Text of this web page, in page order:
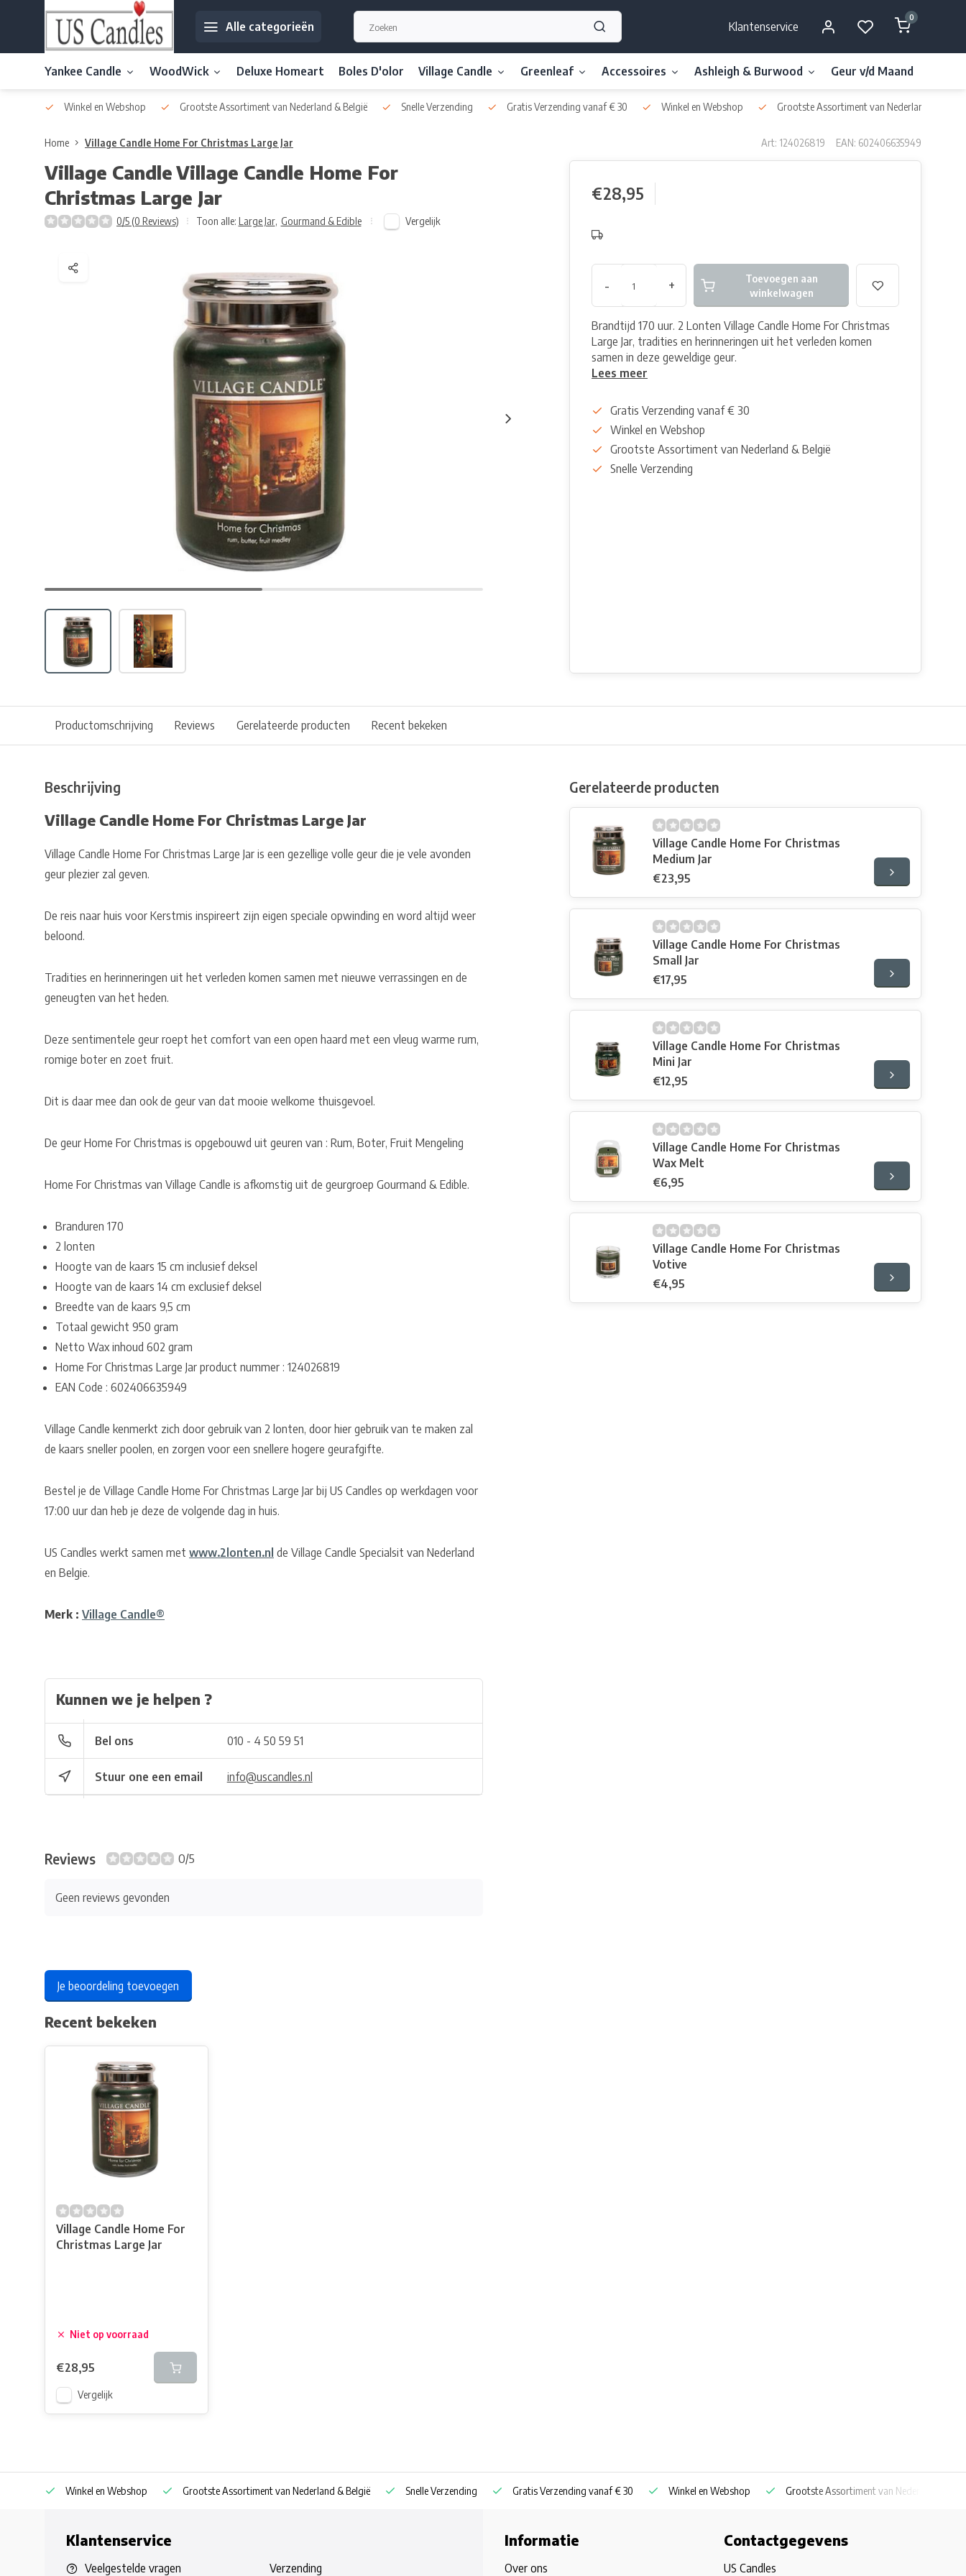
Alle categorieën Klantenservice
0
Yankee Candle WoodWick Deluxe Homeart Boles D'olor Village Candle Greenleaf Accessoires Ashleigh & Burwood Geur v/d Maand
Winkel en Webshop Grootste Assortiment van Nederland & België Snelle Verzending Gratis Verzending vanaf € 30 Winkel en Webshop Grootste Assortiment van Nederland & België
Home Village Candle Home For Christmas Large Jar Art: 124026819 EAN: 602406635949
Village CandleVillage Candle Home For
Christmas Large Jar
0/5 (0 Reviews) Toon alle: Large Jar, Gourmand & Edible Vergelijk
€28,95
- +
Toevoegen aan
winkelwagen
Brandtijd 170 uur. 2 Lonten Village Candle Home For Christmas
Large Jar, tradities en herinneringen uit het verleden komen
samen in deze geweldige geur.
Lees meer
Gratis Verzending vanaf € 30
Winkel en Webshop
Grootste Assortiment van Nederland & België
Snelle Verzending
Productomschrijving Reviews Gerelateerde producten Recent bekeken
Beschrijving
Village Candle Home For Christmas Large Jar
Village Candle Home For Christmas Large Jar is een gezellige volle geur die je vele avonden
geur plezier zal geven.
De reis naar huis voor Kerstmis inspireert zijn eigen speciale opwinding en word altijd weer
beloond.
Tradities en herinneringen uit het verleden komen samen met nieuwe verrassingen en de
geneugten van het heden.
Deze sentimentele geur roept het comfort van een open haard met een vleug warme rum,
romige boter en zoet fruit.
Dit is daar mee dan ook de geur van dat mooie welkome thuisgevoel.
De geur Home For Christmas is opgebouwd uit geuren van : Rum, Boter, Fruit Mengeling
Home For Christmas van Village Candle is afkomstig uit de geurgroep Gourmand & Edible.
Branduren 170
2 lonten
Hoogte van de kaars 15 cm inclusief deksel
Hoogte van de kaars 14 cm exclusief deksel
Breedte van de kaars 9,5 cm
Totaal gewicht 950 gram
Netto Wax inhoud 602 gram
Home For Christmas Large Jar product nummer : 124026819
EAN Code : 602406635949
Village Candle kenmerkt zich door gebruik van 2 lonten, door hier gebruik van te maken zal
de kaars sneller poolen, en zorgen voor een snellere hogere geurafgifte.
Bestel je de Village Candle Home For Christmas Large Jar bij US Candles op werkdagen voor
17:00 uur dan heb je deze de volgende dag in huis.
US Candles werkt samen met www.2lonten.nl de Village Candle Specialsit van Nederland
en Belgie.
Merk : Village Candle®
Kunnen we je helpen ?
Bel ons 010 - 4 50 59 51
Stuur one een email info@uscandles.nl
Reviews 0/5
Geen reviews gevonden
Je beoordeling toevoegen
Gerelateerde producten
Village Candle Home For Christmas
Medium Jar
€23,95
Village Candle Home For Christmas
Small Jar
€17,95
Village Candle Home For Christmas
Mini Jar
€12,95
Village Candle Home For Christmas
Wax Melt
€6,95
Village Candle Home For Christmas
Votive
€4,95
Recent bekeken
Village Candle Home For
Christmas Large Jar
Niet op voorraad
€28,95
Vergelijk
Winkel en Webshop Grootste Assortiment van Nederland & België Snelle Verzending Gratis Verzending vanaf € 30 Winkel en Webshop Grootste Assortiment van Nederland &
Klantenservice
Veelgestelde vragen Verzending
Informatie
Over ons
Contactgegevens
US Candles